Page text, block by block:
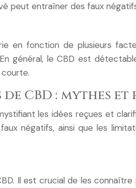
peut entraîner des faux
en fonction de plusieurs
général, le CBD est
CBD : mythes
les idées reçues et
négatifs, ainsi que les
Il est crucial de les